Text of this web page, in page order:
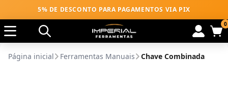
5% DE DESCONTO PARA PAGAMENTOS VIA PIX
0
Página inicial Ferramentas Manuais Chave Combinada